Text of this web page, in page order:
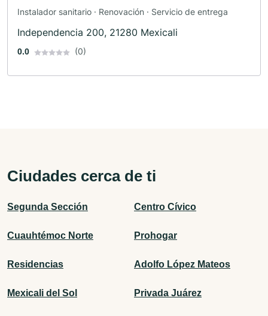
Instalador sanitario · Renovación · Servicio de entrega
Independencia 200, 21280 Mexicali
0.0 (0)
Ciudades cerca de ti
Segunda Sección Centro Cívico
Cuauhtémoc Norte Prohogar
Residencias Adolfo López Mateos
Mexicali del Sol Privada Juárez